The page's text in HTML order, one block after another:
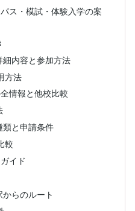
ス・模試・体験入学の案
細内容と参加方法
方法
情報と他校比較
類と申請条件
較
イド
らのルート